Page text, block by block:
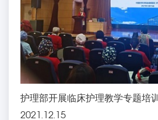
护理部开展临床护理教学专题培训
2021.12.15